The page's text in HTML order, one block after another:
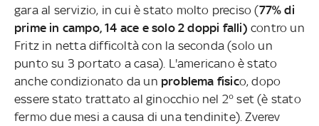
gara al servizio, in cui è stato molto preciso (77% di
prime in campo, 14 ace e solo 2 doppi falli) contro un
Fritz in netta difficoltà con la seconda (solo un
punto su 3 portato a casa). L'americano è stato
anche condizionato da un problema fisico, dopo
essere stato trattato al ginocchio nel 2° set (è stato
fermo due mesi a causa di una tendinite). Zverev